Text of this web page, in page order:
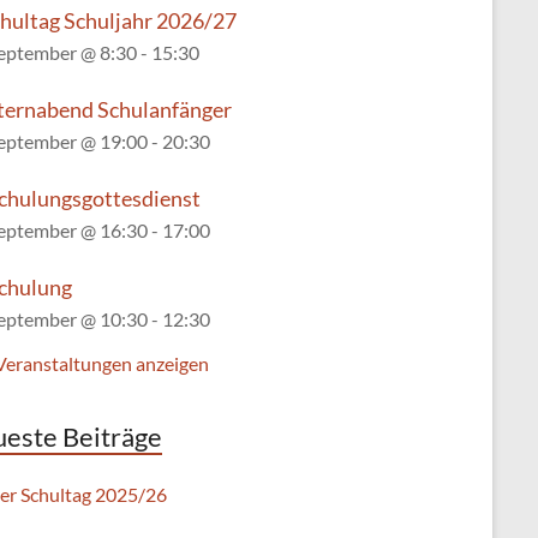
Schuljahr 2026/27
@ 8:30- 15:30
Schulanfänger
@ 19:00- 20:30
@ 16:30- 17:00
@ 10:30- 12:30
anzeigen
Beiträge
Schultag 2025/26